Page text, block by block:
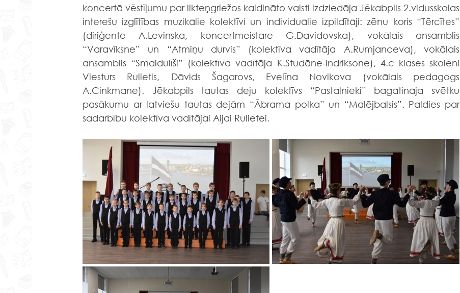
koncertā vēstījumu par likteņgriežos kaldināto valsti izdziedāja Jēkabpils 2.vidusskolas
interešu izglītības muzikālie kolektīvi un individuālie izpildītāji: zēnu koris “Tērcītes”
(diriģente A.Levinska, koncertmeistare G.Davidovska), vokālais ansamblis
“Varavīksne” un “Atmiņu durvis” (kolektīva vadītāja A.Rumjanceva), vokālais
ansamblis “Smaidulīši” (kolektīva vadītāja K.Studāne-Indriksone), 4.c klases skolēni
Viesturs Rulietis, Dāvids Šagarovs, Evelīna Novikova (vokālais pedagogs
A.Cinkmane). Jēkabpils tautas deju kolektīvs “Pastalnieki” bagātināja svētku
pasākumu ar latviešu tautas dejām “Ābrama polka” un “Malējbalsis”. Paldies par
sadarbību kolektīva vadītājai Aijai Rulietei.